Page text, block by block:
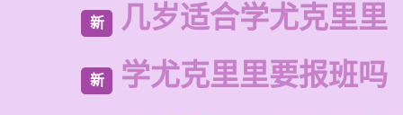
新 几岁适合学尤克里里
新 学尤克里里要报班吗